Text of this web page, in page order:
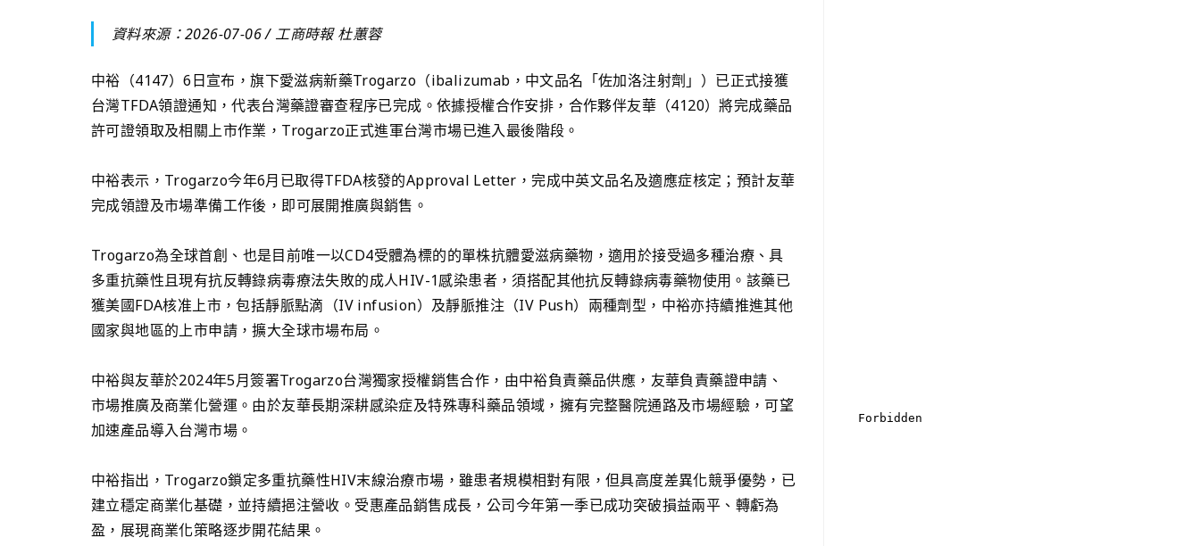
資料來源：2026-07-06 /工商時報 杜蕙蓉
中裕（4147）6日宣布，旗下愛滋病新藥Trogarzo（ibalizumab，中文品名「佐加洛注射劑」）已正式接獲
台灣TFDA領證通知，代表台灣藥證審查程序已完成。依據授權合作安排，合作夥伴友華（4120）將完成藥品
許可證領取及相關上市作業，Trogarzo正式進軍台灣市場已進入最後階段。
中裕表示，Trogarzo今年6月已取得TFDA核發的Approval Letter，完成中英文品名及適應症核定；預計友華
完成領證及市場準備工作後，即可展開推廣與銷售。
Trogarzo為全球首創、也是目前唯一以CD4受體為標的的單株抗體愛滋病藥物，適用於接受過多種治療、具
多重抗藥性且現有抗反轉錄病毒療法失敗的成人HIV-1感染患者，須搭配其他抗反轉錄病毒藥物使用。該藥已
獲美國FDA核准上市，包括靜脈點滴（IV infusion）及靜脈推注（IV Push）兩種劑型，中裕亦持續推進其他
國家與地區的上市申請，擴大全球市場布局。
中裕與友華於2024年5月簽署Trogarzo台灣獨家授權銷售合作，由中裕負責藥品供應，友華負責藥證申請、
市場推廣及商業化營運。由於友華長期深耕感染症及特殊專科藥品領域，擁有完整醫院通路及市場經驗，可望
加速產品導入台灣市場。
中裕指出，Trogarzo鎖定多重抗藥性HIV末線治療市場，雖患者規模相對有限，但具高度差異化競爭優勢，已
建立穩定商業化基礎，並持續挹注營收。受惠產品銷售成長，公司今年第一季已成功突破損益兩平、轉虧為
盈，展現商業化策略逐步開花結果。